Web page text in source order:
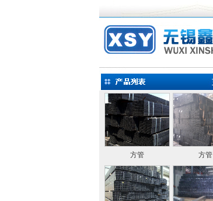
方管 方管